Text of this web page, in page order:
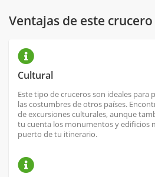
Ventajas de este crucero
Cultural
Este tipo de cruceros son ideales para
las costumbres de otros países.
de excursiones culturales, aunque
tu cuenta los monumentos y edificios
puerto de tu itinerario.